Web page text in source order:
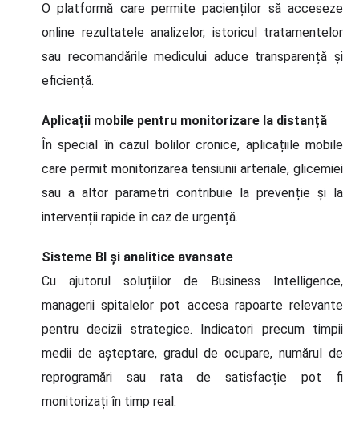
O platformă care permite pacienților să acceseze
online rezultatele analizelor, istoricul tratamentelor
sau recomandările medicului aduce transparență și
eficiență.
Aplicații mobile pentru monitorizare la distanță
În special în cazul bolilor cronice, aplicațiile mobile
care permit monitorizarea tensiunii arteriale, glicemiei
sau a altor parametri contribuie la prevenție și la
intervenții rapide în caz de urgență.
Sisteme BI și analitice avansate
Cu ajutorul soluțiilor de Business Intelligence,
managerii spitalelor pot accesa rapoarte relevante
pentru decizii strategice. Indicatori precum timpii
medii de așteptare, gradul de ocupare, numărul de
reprogramări sau rata de satisfacție pot fi
monitorizați în timp real.